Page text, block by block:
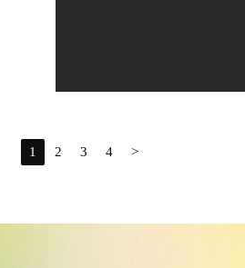
1 2 3 4 >